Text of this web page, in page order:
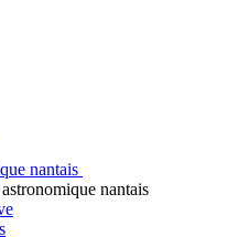
nantais
nantais